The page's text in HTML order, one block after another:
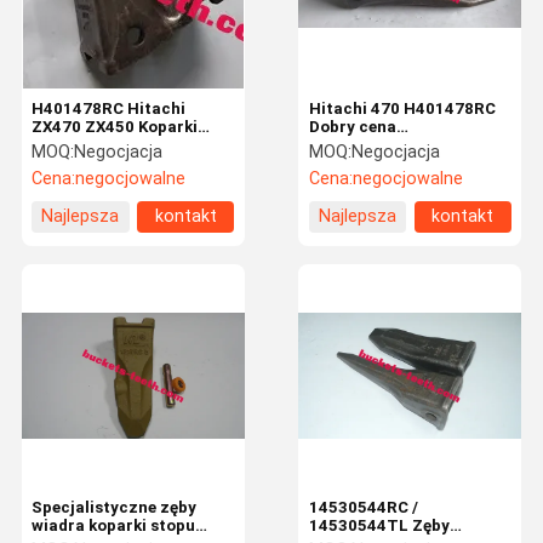
Hitachi 470 H401478RC
Dobry cena
Niestandardowe Koparki
Górnicze Zęby Wiadro dla
Hitachi
MOQ:Negocjacja
Cena:negocjowalne
Najlepsza
kontakt
H401478RC Hitachi
ZX470 ZX450 Koparki
górnicze Zęby wiadrowe
dla Hitachi
MOQ:Negocjacja
Cena:negocjowalne
Najlepsza
kontakt
14530544RC /
14530544TL Zęby
Specjalistyczne zęby
wiadra koparki stopu